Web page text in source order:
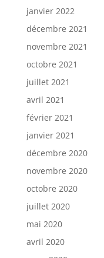
janvier 2022
décembre 2021
novembre 2021
octobre 2021
juillet 2021
avril 2021
février 2021
janvier 2021
décembre 2020
novembre 2020
octobre 2020
juillet 2020
mai 2020
avril 2020